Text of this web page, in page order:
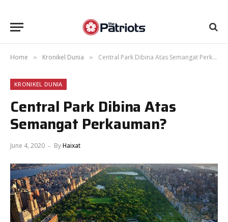
Home » Kronikel Dunia » Central Park Dibina Atas Semangat Perkauman?
KRONIKEL DUNIA
Central Park Dibina Atas
Semangat Perkauman?
June 4, 2020 ByHaixat